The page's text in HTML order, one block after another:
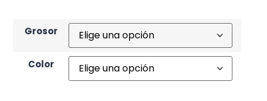
Grosor
Color